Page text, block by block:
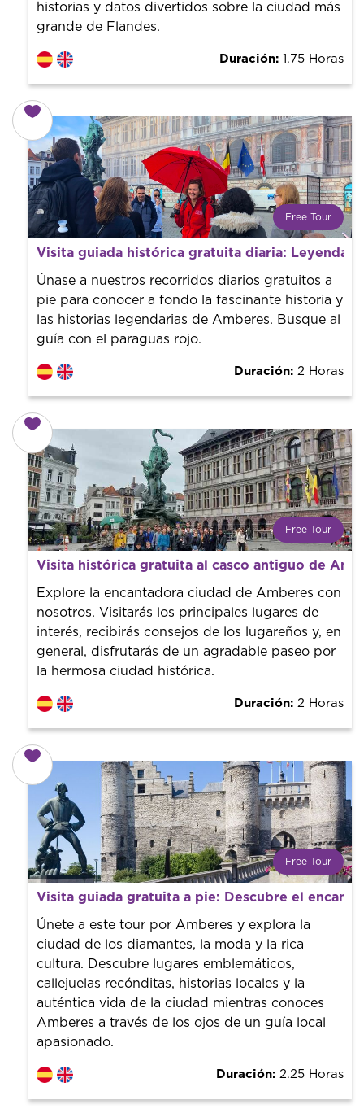
historias y datos divertidos sobre la ciudad más
grande de Flandes.
Duración: 1.75 Horas
Free Tour
¿Qué es un FREE TOUR?
Tendencia mundial en rutas turísticas. Reserva sin coste
con un guía profesional. ¡El precio es libre! Por lo que al
finalizar la experiencia tú le pones el precio.
Visita guiada histórica gratuita diaria: Leyendas
Únase a nuestros recorridos diarios gratuitos a
pie para conocer a fondo la fascinante historia y
las historias legendarias de Amberes. Busque al
guía con el paraguas rojo.
Duración: 2 Horas
Free Tour
¿Qué es un FREE TOUR?
Tendencia mundial en rutas turísticas. Reserva sin coste
con un guía profesional. ¡El precio es libre! Por lo que al
finalizar la experiencia tú le pones el precio.
Visita histórica gratuita al casco antiguo de
Explore la encantadora ciudad de Amberes con
nosotros. Visitarás los principales lugares de
interés, recibirás consejos de los lugareños y, en
general, disfrutarás de un agradable paseo por
la hermosa ciudad histórica.
Duración: 2 Horas
Free Tour
¿Qué es un FREE TOUR?
Tendencia mundial en rutas turísticas. Reserva sin coste
con un guía profesional. ¡El precio es libre! Por lo que al
finalizar la experiencia tú le pones el precio.
Visita guiada gratuita a pie: Descubre el
Únete a este tour por Amberes y explora la
ciudad de los diamantes, la moda y la rica
cultura. Descubre lugares emblemáticos,
callejuelas recónditas, historias locales y la
auténtica vida de la ciudad mientras conoces
Amberes a través de los ojos de un guía local
apasionado.
Duración: 2.25 Horas